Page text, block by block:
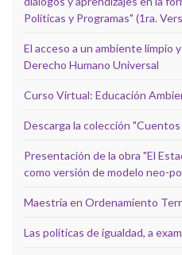
Políticas y Programas" (1ra.
El acceso a un ambiente limpio
Derecho Humano Universal
Curso Virtual: Educación
Descarga la colección
Presentación de la obra "El
como versión de modelo neo-
Maestría en Ordenamiento
Las políticas de igualdad, a